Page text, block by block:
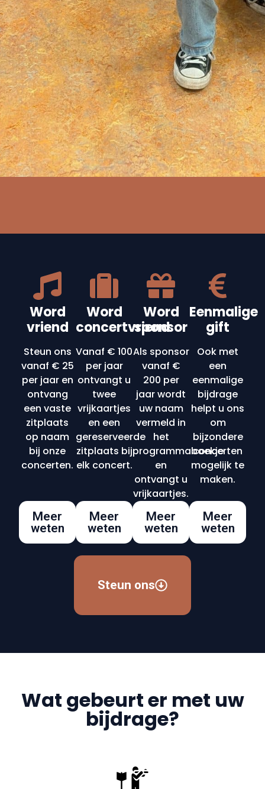
Word
vriend
Steun ons
vanaf € 25
per jaar en
ontvang
een vaste
zitplaats
op naam
bij onze
concerten.
Meer
weten
Word
concertvriend
Vanaf € 100
per jaar
ontvangt u
twee
vrijkaartjes
en een
gereserveerde
zitplaats bij
elk concert.
Meer
weten
Word
sponsor
Als sponsor
vanaf €
200 per
jaar wordt
uw naam
vermeld in
het
programmaboekje
en
ontvangt u
vrijkaartjes.
Meer
weten
Eenmalige
gift
Ook met
een
eenmalige
bijdrage
helpt u ons
om
bijzondere
concerten
mogelijk te
maken.
Meer
weten
Steun ons
Wat gebeurt er met uw
bijdrage?